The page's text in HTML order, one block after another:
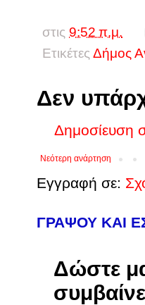
στις 9:52 π.μ.
Ετικέτες Δήμος
Δεν
Δημοσίευση
Νεότερη ανάρτηση
Εγγραφή σε:
ΓΡΑΨΟΥ ΚΑΙ
Δώστε